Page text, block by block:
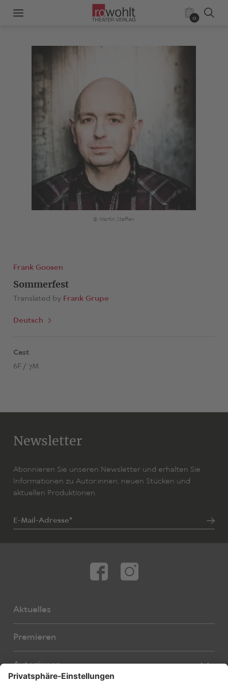
0
© Martin Steffen
Frank Goosen
Sommerfest
Translated by Frank Grupe
Deutsch
Cast
6F / 7M
Newsletter
Abonnieren Sie unseren Newsletter und erhalten Sie
Informationen zu Autor:innen, neuen Stücken und
aktuellen Produktionen.
E-Mail-Adresse*
Aktuelles
Premieren
Autor:innen